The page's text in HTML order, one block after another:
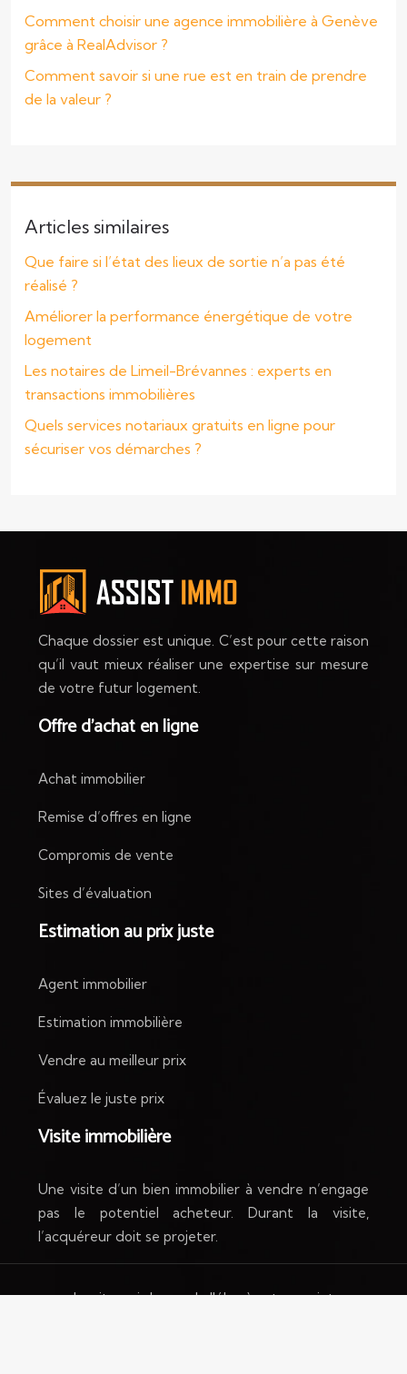
Comment choisir une agence immobilière à Genève
grâce à RealAdvisor ?
Comment savoir si une rue est en train de prendre
de la valeur ?
Articles similaires
Que faire si l’état des lieux de sortie n’a pas été
réalisé ?
Améliorer la performance énergétique de votre
logement
Les notaires de Limeil-Brévannes : experts en
transactions immobilières
Quels services notariaux gratuits en ligne pour
sécuriser vos démarches ?
Chaque dossier est unique. C’est pour cette raison
qu’il vaut mieux réaliser une expertise sur mesure
de votre futur logement.
Offre d’achat en ligne
Achat immobilier
Remise d’offres en ligne
Compromis de vente
Sites d’évaluation
Estimation au prix juste
Agent immobilier
Estimation immobilière
Vendre au meilleur prix
Évaluez le juste prix
Visite immobilière
Une visite d’un bien immobilier à vendre n’engage
pas le potentiel acheteur. Durant la visite,
l’acquéreur doit se projeter.
Le site qui donne de l'élan à votre projet